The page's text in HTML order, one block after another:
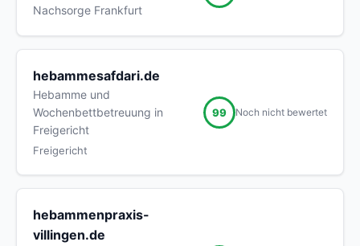
Nachsorge Frankfurt
hebammesafdari.de
Hebamme und
Wochenbettbetreuung in
Freigericht
Freigericht
99 Noch nicht bewertet
hebammenpraxis-
villingen.de